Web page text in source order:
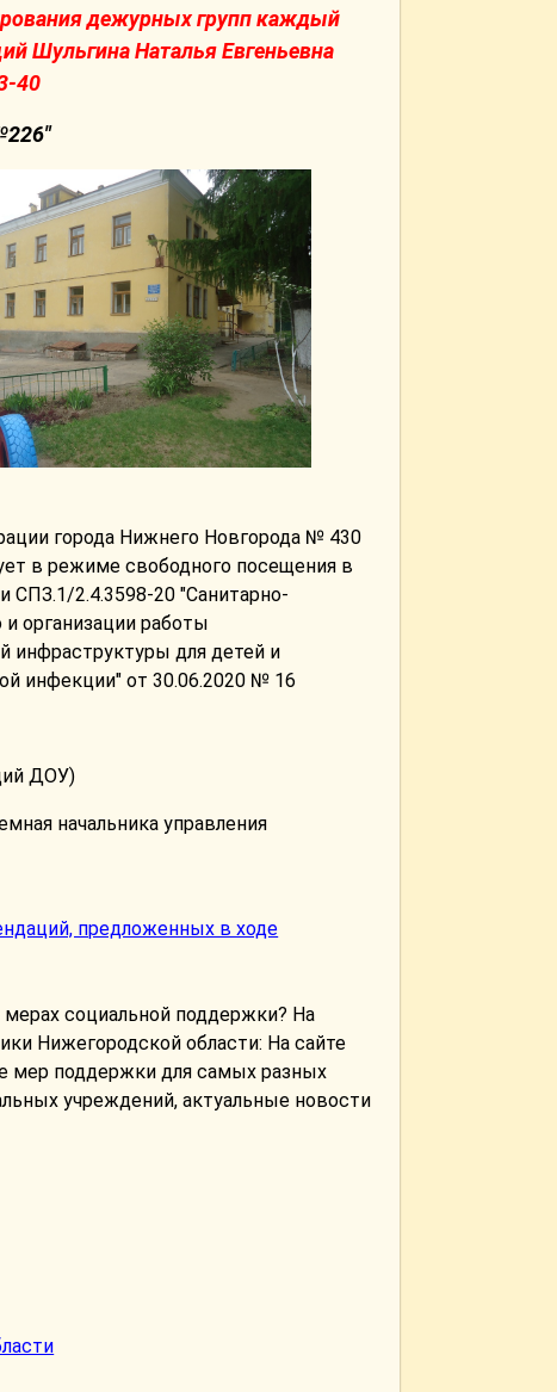
дежурных групп каждый
Шульгина Наталья Евгеньевна
40
города Нижнего Новгорода № 430
в режиме свободного посещения в
СПЗ.1/2.4.3598-20 "Санитарно-
организации работы
инфраструктуры для детей и
инфекции" от 30.06.2020 № 16
ДОУ)
начальника управления
предложенных в ходе
социальной поддержки? На
Нижегородской области: На сайте
мер поддержки для самых разных
учреждений, актуальные новости